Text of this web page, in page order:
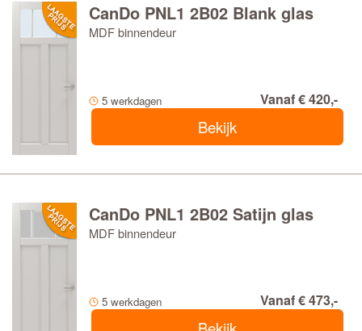
CanDo PNL1 2B02 Blank glas
MDF binnendeur
5 werkdagen Vanaf € 420,-
Bekijk
CanDo PNL1 2B02 Satijn glas
MDF binnendeur
5 werkdagen Vanaf € 473,-